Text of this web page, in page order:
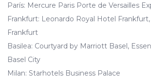
París: Mercure Paris Porte de Versailles
Frankfurt: Leonardo Royal Hotel
Frankfurt
Basilea: Courtyard by Marriott Basel,
Basel City
Milan: Starhotels Business Palace